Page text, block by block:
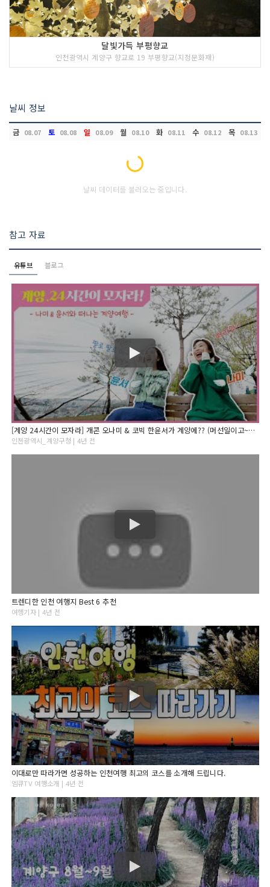
달빛가득 부평향교
인천광역시 계양구 향교로 19 부평향교(지정문화재)
날씨 정보
금 08.07 토 08.08 일 08.09 월 08.10 화 08.11 수 08.12 목 08.13
Loading...
날씨 데이터를 불러오는 중입니다.
참고 자료
유튜브 블로그
[계양 24시간이 모자라] 개콘 오나미 & 코빅 한윤서가 계양에?? (머선일이고~~??)
인천광역시_계양구청 | 4년 전
트렌디한 인천 여행지 Best 6 추천
여행기자 | 4년 전
이대로만 따라가면 성공하는 인천여행 최고의 코스를 소개해 드립니다.
엠큐TV 여행소개 | 4년 전